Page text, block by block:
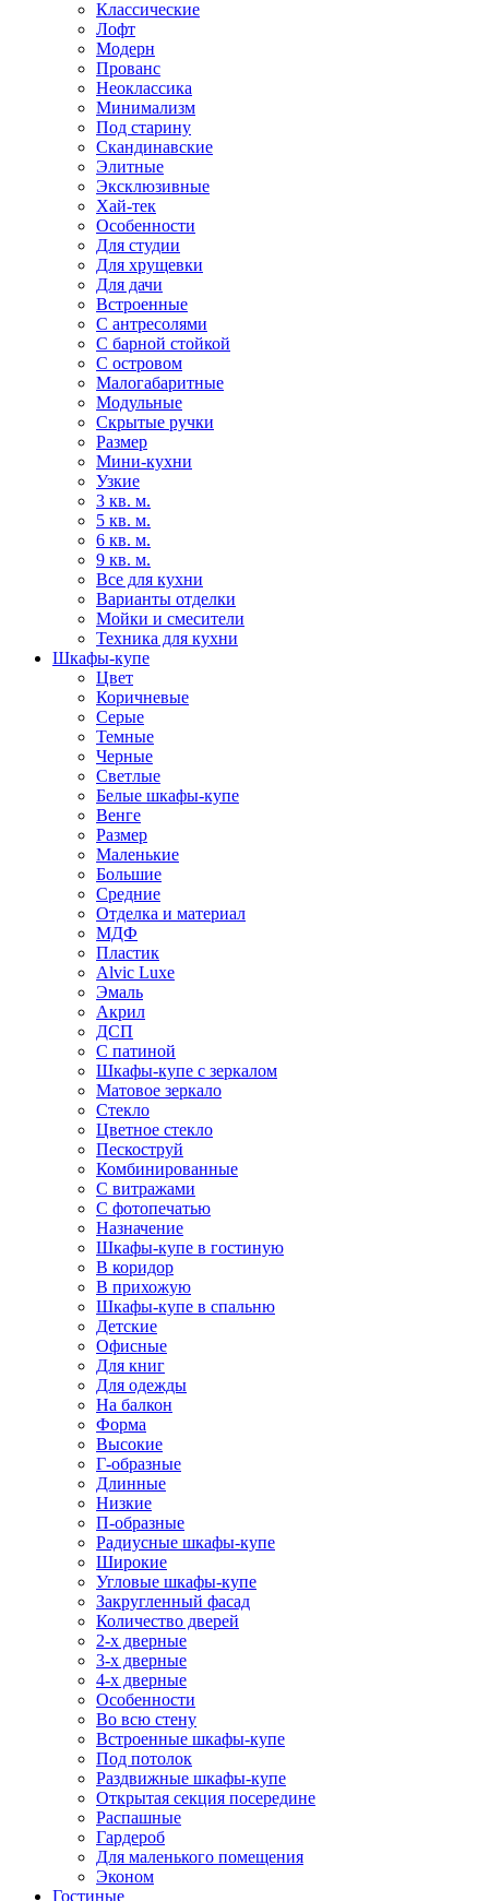
Классические
Лофт
Модерн
Прованс
Неоклассика
Минимализм
Под старину
Скандинавские
Элитные
Эксклюзивные
Хай-тек
Особенности
Для студии
Для хрущевки
Для дачи
Встроенные
С антресолями
С барной стойкой
С островом
Малогабаритные
Модульные
Скрытые ручки
Размер
Мини-кухни
Узкие
3 кв. м.
5 кв. м.
6 кв. м.
9 кв. м.
Все для кухни
Варианты отделки
Мойки и смесители
Техника для кухни
Шкафы-купе
Цвет
Коричневые
Серые
Темные
Черные
Светлые
Белые шкафы-купе
Венге
Размер
Маленькие
Большие
Средние
Отделка и материал
МДФ
Пластик
Alvic Luxe
Эмаль
Акрил
ДСП
С патиной
Шкафы-купе с зеркалом
Матовое зеркало
Стекло
Цветное стекло
Пескоструй
Комбинированные
С витражами
С фотопечатью
Назначение
Шкафы-купе в гостиную
В коридор
В прихожую
Шкафы-купе в спальню
Детские
Офисные
Для книг
Для одежды
На балкон
Форма
Высокие
Г-образные
Длинные
Низкие
П-образные
Радиусные шкафы-купе
Широкие
Угловые шкафы-купе
Закругленный фасад
Количество дверей
2-х дверные
3-х дверные
4-х дверные
Особенности
Во всю стену
Встроенные шкафы-купе
Под потолок
Раздвижные шкафы-купе
Открытая секция посередине
Распашные
Гардероб
Для маленького помещения
Эконом
Гостиные